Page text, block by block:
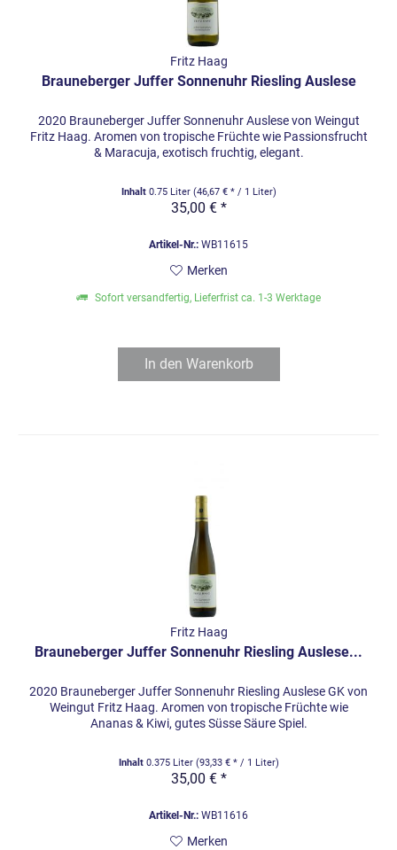
Fritz Haag
Brauneberger Juffer Sonnenuhr Riesling Auslese
2020 Brauneberger Juffer Sonnenuhr Auslese von Weingut
Fritz Haag. Aromen von tropische Früchte wie Passionsfrucht
& Maracuja, exotisch fruchtig, elegant.
Inhalt 0.75 Liter (46,67 € * / 1 Liter)
35,00 € *
Artikel-Nr.: WB11615
Merken
Sofort versandfertig, Lieferfrist ca. 1-3 Werktage
In den Warenkorb
Fritz Haag
Brauneberger Juffer Sonnenuhr Riesling Auslese...
2020 Brauneberger Juffer Sonnenuhr Riesling Auslese GK von
Weingut Fritz Haag. Aromen von tropische Früchte wie
Ananas & Kiwi, gutes Süsse Säure Spiel.
Inhalt 0.375 Liter (93,33 € * / 1 Liter)
35,00 € *
Artikel-Nr.: WB11616
Merken